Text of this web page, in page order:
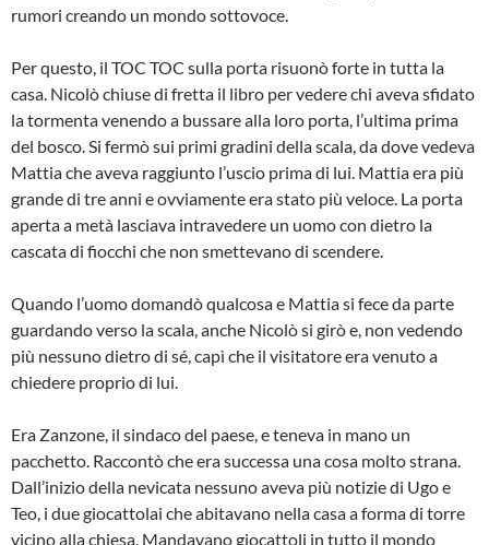
rumori creando un mondo sottovoce.
Per questo, il TOC TOC sulla porta risuonò forte in tutta la
casa. Nicolò chiuse di fretta il libro per vedere chi aveva sfidato
la tormenta venendo a bussare alla loro porta, l’ultima prima
del bosco. Si fermò sui primi gradini della scala, da dove vedeva
Mattia che aveva raggiunto l’uscio prima di lui. Mattia era più
grande di tre anni e ovviamente era stato più veloce. La porta
aperta a metà lasciava intravedere un uomo con dietro la
cascata di fiocchi che non smettevano di scendere.
Quando l’uomo domandò qualcosa e Mattia si fece da parte
guardando verso la scala, anche Nicolò si girò e, non vedendo
più nessuno dietro di sé, capì che il visitatore era venuto a
chiedere proprio di lui.
Era Zanzone, il sindaco del paese, e teneva in mano un
pacchetto. Raccontò che era successa una cosa molto strana.
Dall’inizio della nevicata nessuno aveva più notizie di Ugo e
Teo, i due giocattolai che abitavano nella casa a forma di torre
vicino alla chiesa. Mandavano giocattoli in tutto il mondo